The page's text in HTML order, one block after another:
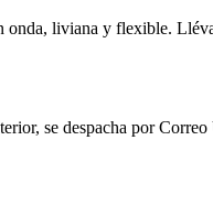
onda, liviana y flexible.
se despacha por